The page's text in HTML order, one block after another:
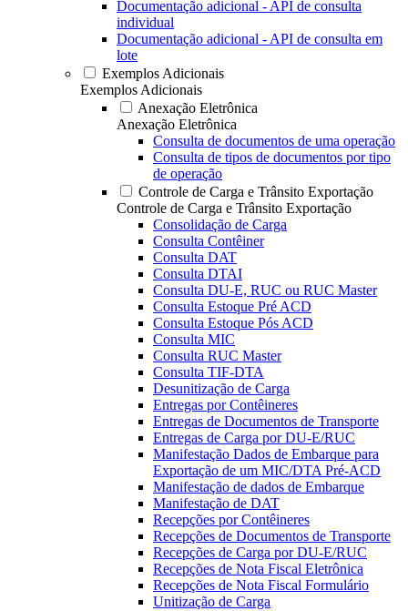
Documentação adicional - API de consulta
individual
Documentação adicional - API de consulta em
lote
Exemplos Adicionais
Exemplos Adicionais
Anexação Eletrônica
Anexação Eletrônica
Consulta de documentos de uma operação
Consulta de tipos de documentos por tipo
de operação
Controle de Carga e Trânsito Exportação
Controle de Carga e Trânsito Exportação
Consolidação de Carga
Consulta Contêiner
Consulta DAT
Consulta DTAI
Consulta DU-E, RUC ou RUC Master
Consulta Estoque Pré ACD
Consulta Estoque Pós ACD
Consulta MIC
Consulta RUC Master
Consulta TIF-DTA
Desunitização de Carga
Entregas por Contêineres
Entregas de Documentos de Transporte
Entregas de Carga por DU-E/RUC
Manifestação Dados de Embarque para
Exportação de um MIC/DTA Pré-ACD
Manifestação de dados de Embarque
Manifestação de DAT
Recepções por Contêineres
Recepções de Documentos de Transporte
Recepções de Carga por DU-E/RUC
Recepções de Nota Fiscal Eletrônica
Recepções de Nota Fiscal Formulário
Unitização de Carga